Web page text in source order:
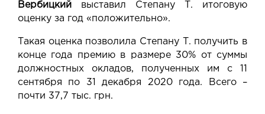
Вербицкий выставил Степану Т. итоговую
оценку за год «положительно».
Такая оценка позволила Степану Т. получить в
конце года премию в размере 30% от суммы
должностных окладов, полученных им с 11
сентября по 31 декабря 2020 года. Всего –
почти 37,7 тыс. грн.